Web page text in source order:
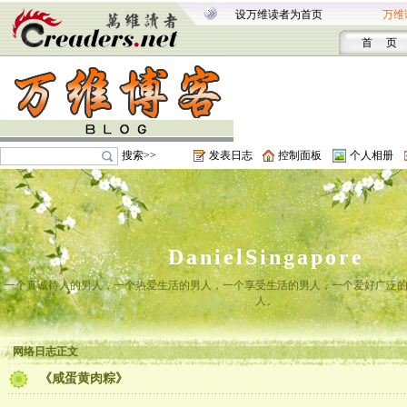
设万维读者为首页 万维
首 页
搜索>> 发表日志 控制面板 个人相册
DanielSingapore
一个真诚待人的男人，一个热爱生活的男人，一个享受生活的男人，一个爱好广泛
人。
网络日志正文
《咸蛋黄肉粽》